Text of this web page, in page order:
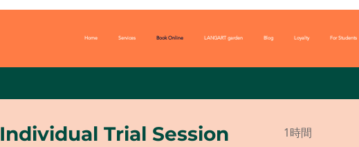
Home Services Book Online LANGART garden Blog Loyalty For Students
Individual Trial Session 1時間